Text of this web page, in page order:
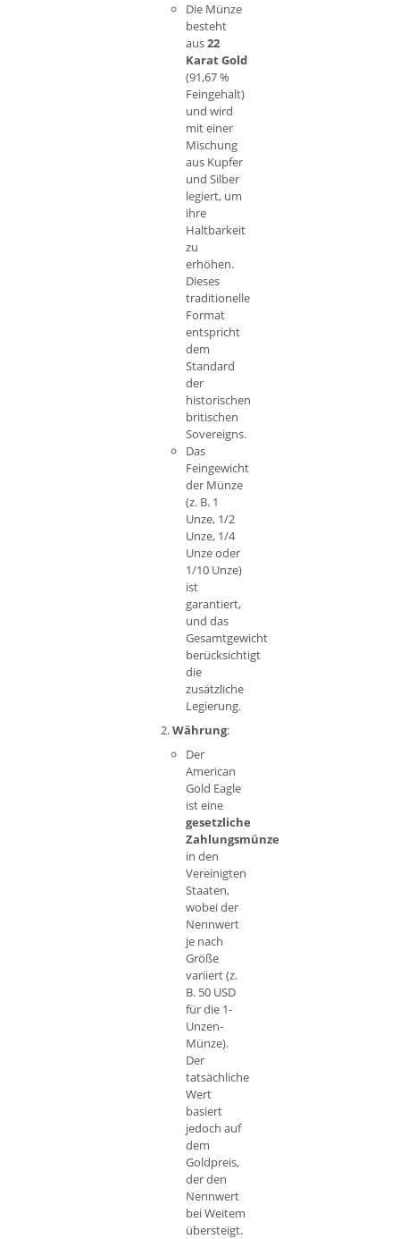
Die Münze
besteht
aus22
Karat Gold
(91,67 %
Feingehalt)
und wird
mit einer
Mischung
aus Kupfer
und Silber
legiert, um
ihre
Haltbarkeit
zu
erhöhen.
Dieses
traditionelle
Format
entspricht
dem
Standard
der
historischen
britischen
Sovereigns.
Das
Feingewicht
der Münze
(z. B. 1
Unze, 1/2
Unze, 1/4
Unze oder
1/10 Unze)
ist
garantiert,
und das
Gesamtgewicht
berücksichtigt
die
zusätzliche
Legierung.
Währung:
Der
American
Gold Eagle
ist eine
gesetzliche
Zahlungsmünze
in den
Vereinigten
Staaten,
wobei der
Nennwert
je nach
Größe
variiert (z.
B. 50 USD
für die 1-
Unzen-
Münze).
Der
tatsächliche
Wert
basiert
jedoch auf
dem
Goldpreis,
der den
Nennwert
bei Weitem
übersteigt.